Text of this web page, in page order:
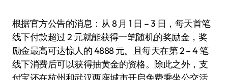
根据官方公告的消息：从 8 月 1 日 – 3 日，每天首笔
线下付款超过 2 元就能获得一笔随机的奖励金，奖
励金最高可达惊人的 4888 元。且每天在第 2 – 4 笔
线下消费后可以获得抽黄金的资格。除此之外，支